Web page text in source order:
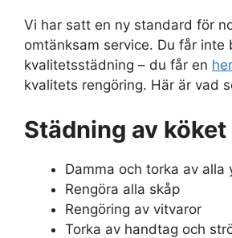
Vi har satt en ny standard för
omtänksam service. Du får inte
kvalitetsstädning – du får en
kvalitets rengöring. Här är vad
Städning av köket
Damma och torka av alla
Rengöra alla skåp
Rengöring av vitvaror
Torka av handtag och